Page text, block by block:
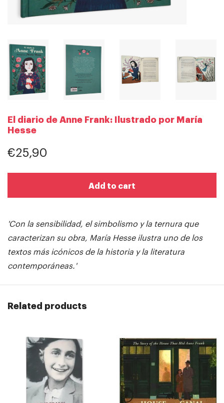
El diario de Anne Frank: Ilustrado por María
Hesse
€25,90
Add to cart
'Con la sensibilidad, el simbolismo y la ternura que
caracterizan su obra, María Hesse ilustra uno de los
textos más icónicos de la historia y la literatura
contemporáneas.'
Related products